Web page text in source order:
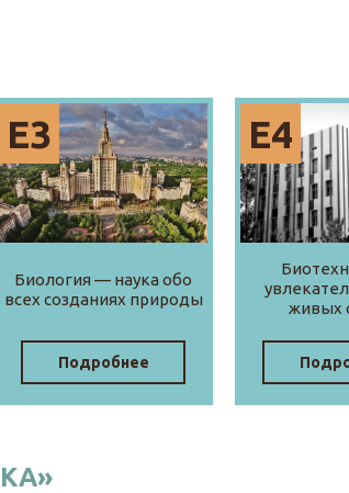
Биология — наука обо
всех созданиях природы
Подробнее
Е3
живых
Е4